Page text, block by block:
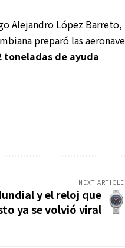
Alejandro López Barreto,
preparó las
toneladas de ayuda
NEXT ARTICLE
y el reloj que
ya se volvió viral